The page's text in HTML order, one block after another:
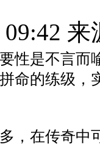
09:42
性是不言而
命的练级，
，在传奇中